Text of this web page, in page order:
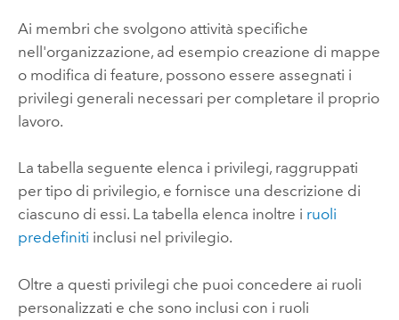
Ai membri che svolgono attività specifiche
nell'organizzazione, ad esempio creazione di mappe
o modifica di feature, possono essere assegnati i
privilegi generali necessari per completare il proprio
lavoro.
La tabella seguente elenca i privilegi, raggruppati
per tipo di privilegio, e fornisce una descrizione di
ciascuno di essi. La tabella elenca inoltre i ruoli
predefiniti inclusi nel privilegio.
Oltre a questi privilegi che puoi concedere ai ruoli
personalizzati e che sono inclusi con i ruoli